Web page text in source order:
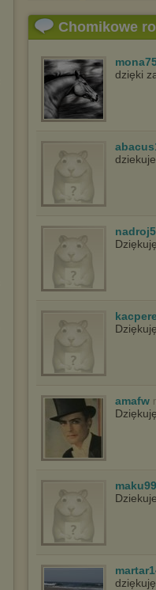
Chomikowe
dzięki
dziekuje
amafw
maku99